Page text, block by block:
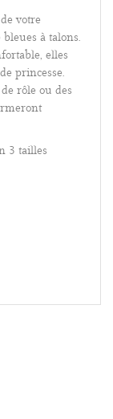
votre
à talons.
elles
princesse.
rôle ou des
3 tailles